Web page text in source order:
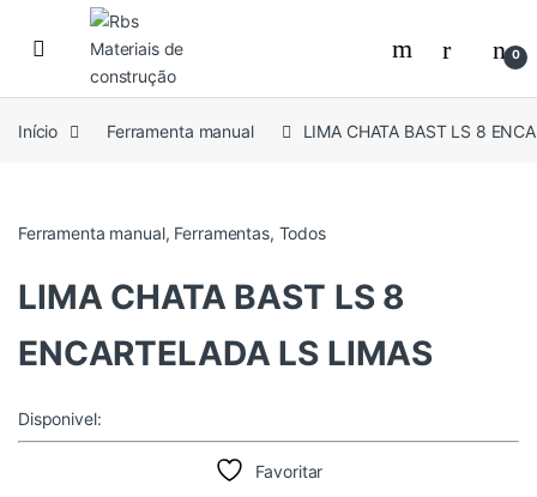
Skip to navigation
Skip to content
0
Início Ferramenta manual LIMA CHATA BAST LS 8
Ferramenta manual, Ferramentas, Todos
LIMA CHATA BAST LS 8
ENCARTELADA LS LIMAS
Disponivel:
Favoritar